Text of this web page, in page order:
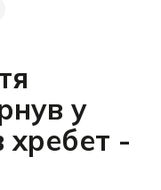
у
хребет -